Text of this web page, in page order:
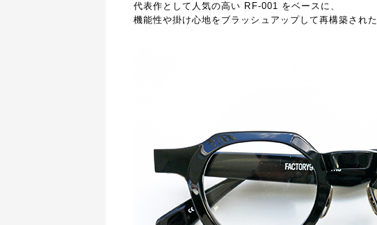
代表作として人気の高い RF-001 をベースに、
機能性や掛け心地をブラッシュアップして再構築された